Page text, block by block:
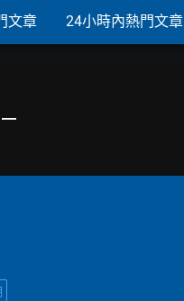
文章 24小時內熱門文章